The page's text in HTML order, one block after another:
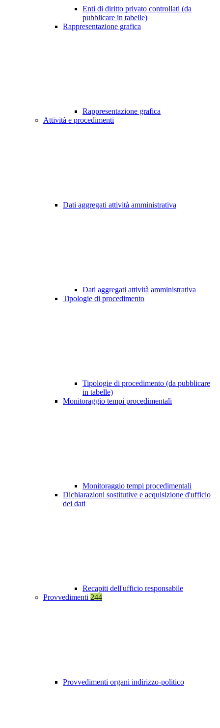
Enti di diritto privato controllati (da
pubblicare in tabelle)
Rappresentazione grafica
Rappresentazione grafica
Attività e procedimenti
Dati aggregati attività amministrativa
Dati aggregati attività amministrativa
Tipologie di procedimento
Tipologie di procedimento (da pubblicare
in tabelle)
Monitoraggio tempi procedimentali
Monitoraggio tempi procedimentali
Dichiarazioni sostitutive e acquisizione d'ufficio
dei dati
Recapiti dell'ufficio responsabile
Provvedimenti 244
Provvedimenti organi indirizzo-politico